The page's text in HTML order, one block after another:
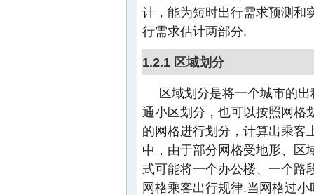
计，能为短时出行需求预测和
行需求估计两部分.
1.2.1 区域划分
区域划分是将一个城市的
通小区划分，也可以按照网格
的网格进行划分，计算出乘客
中，由于部分网格受地形、区
式可能将一个办公楼、一个路
网格乘客出行规律.当网格过